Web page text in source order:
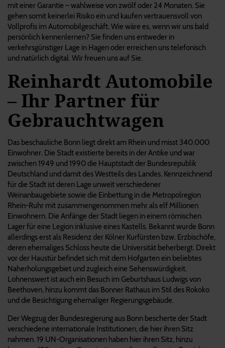
mit einer Garantie – wahlweise von zwölf oder 24 Monaten. Sie
gehen somit keinerlei Risiko ein und kaufen vertrauensvoll von
Vollprofis im Automobilgeschäft. Wie wäre es, wenn wir uns bald
persönlich kennenlernen? Sie finden uns entweder in
verkehrsgünstiger Lage in Hagen oder erreichen uns telefonisch
und natürlich digital. Wir freuen uns auf Sie.
Reinhardt Automobile
– Ihr Partner für
Gebrauchtwagen
Das beschauliche Bonn liegt direkt am Rhein und misst 340.000
Einwohner. Die Stadt existierte bereits in der Antike und war
zwischen 1949 und 1990 die Hauptstadt der Bundesrepublik
Deutschland und damit des Westteils des Landes. Kennzeichnend
für die Stadt ist deren Lage unweit verschiedener
Weinanbaugebiete sowie die Einbettung in die Metropolregion
Rhein-Ruhr mit zusammengenommen mehr als elf Millionen
Einwohnern. Die Anfänge der Stadt liegen in einem römischen
Lager für eine Legion inklusive eines Kastells. Bekannt wurde Bonn
allerdings erst als Residenz der Kölner Kurfürsten bzw. Erzbischöfe,
deren ehemaliges Schloss heute die Universität beherbergt. Direkt
vor der Haustür befindet sich mit dem Hofgarten ein beliebtes
Naherholungsgebiet und zugleich eine Sehenswürdigkeit.
Lohnenswert ist auch ein Besuch im Geburtshaus Ludwigs von
Beethoven, hinzu kommt das Bonner Rathaus im Stil des Rokoko
und die Besichtigung ehemaliger Regierungsgebäude.
Der Wegzug der Bundesregierung aus Bonn bescherte der Stadt
verschiedene internationale Institutionen, die hier ihren Sitz
nahmen. 19 UN-Organisationen haben hier ihren Sitz, hinzu